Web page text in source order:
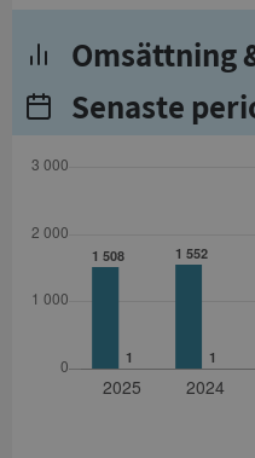
Senaste